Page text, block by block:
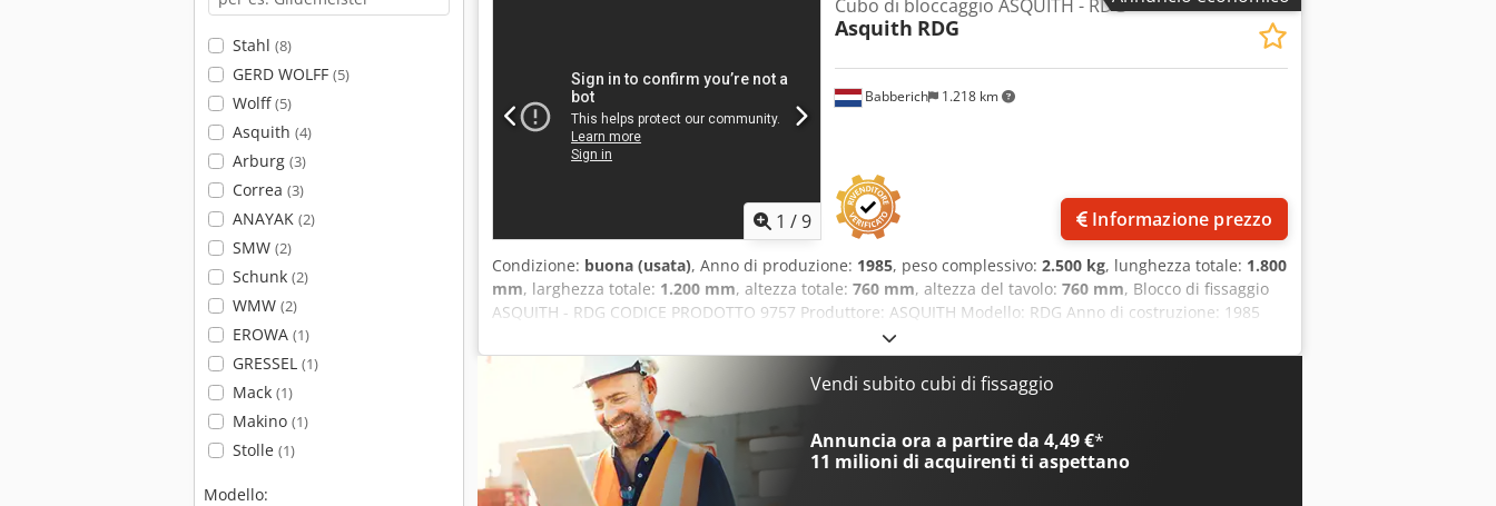
Stahl (8)
GERD WOLFF (5)
Wolff(5)
Asquith (4)
Arburg (3)
Correa (3)
ANAYAK (2)
SMW (2)
Schunk (2)
WMW (2)
EROWA (1)
GRESSEL (1)
Mack (1)
Makino (1)
Stolle (1)
Modello:
fornite al meglio delle nostre conoscenze e, ove possibile, sono state ottenute dal produttore. Le
informazioni sono fornite in buona fede, ma non è possibile garantire la loro esattezza. Di conseguenza,
non costituiscono una dichiarazione o una condizione contrattuale. Si consiglia di verificare tutti i dettagli
importanti.
1 /9
Babberich 1.218 km
Cubo di bloccaggio ASQUITH - RDG
Asquith RDG
Informazione prezzo
Condizione: buona (usata), Anno di produzione: 1985, peso complessivo: 2.500 kg, lunghezza totale: 1.800
mm, larghezza totale: 1.200 mm, altezza totale: 760 mm, altezza del tavolo: 760 mm, Blocco di fissaggio
ASQUITH - RDG CODICE PRODOTTO 9757 Produttore: ASQUITH Modello: RDG Anno di costruzione: 1985
Numero di scanalature a T: 10 (7+3) Distanza tra le scanalature a T: 240 mm Dimensioni della scanalatura
a T: 28 mm Numero di lati con scanalature a T: 2 Lunghezza: 1800 mm Larghezza: 1200 mm Altezza: 760
mm Dcodpozqmg Nofx Ammok Peso: 2500 kg Si prega di notare: le informazioni contenute in questa
pagina sono state fornite al meglio delle nostre conoscenze e, ove possibile, sono state ottenute dal
produttore. Le informazioni vengono fornite in buona fede, ma non è possibile garantire la loro
accuratezza. Di conseguenza, non costituiscono una dichiarazione o una condizione contrattuale. Si
consiglia di verificare tutti i dettagli importanti.
Vendi subito cubi di fissaggio
Annuncia ora a partire da 4,49 €*
11 milioni di acquirenti ti aspettano